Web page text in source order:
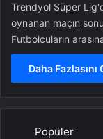
Trendyol Süper
oynanan maçın
Futbolcuların
Daha Fazlasını
Popüler